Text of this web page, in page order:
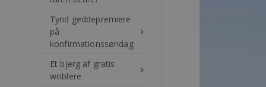
Tynd geddepremiere
på
konfirmationssøndag
keyboard_arrow_right
Et bjerg af gratis
woblere
keyboard_arrow_right